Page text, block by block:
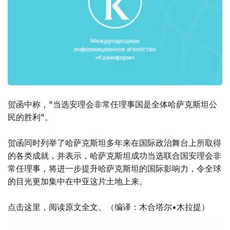
贺函中称，"当选安理会非常任理事国是全体哈萨克斯坦公
民的胜利"。
贺函同时列举了哈萨克斯坦多年来在国际政治舞台上所取得
的各类成就，并表示，哈萨克斯坦成功当选联合国安理会非
常任理事，将进一步提升哈萨克斯坦的国际影响力，令全球
的目光更加集中在中亚这片土地上来。
点击这里，阅读原文全文。（编译：木合塔尔•木拉提）